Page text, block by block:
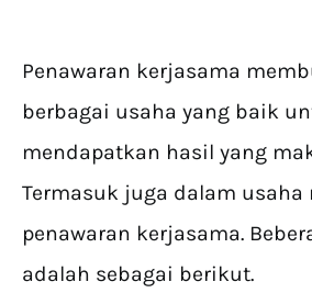
Penawaran kerjasama
berbagai usaha yang baik
mendapatkan hasil yang
Termasuk juga dalam
penawaran kerjasama.
adalah sebagai berikut.